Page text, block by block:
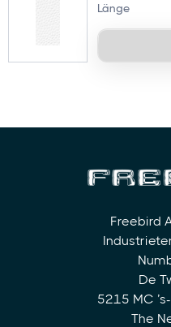
Länge
Freebird
De
5215 MC
The